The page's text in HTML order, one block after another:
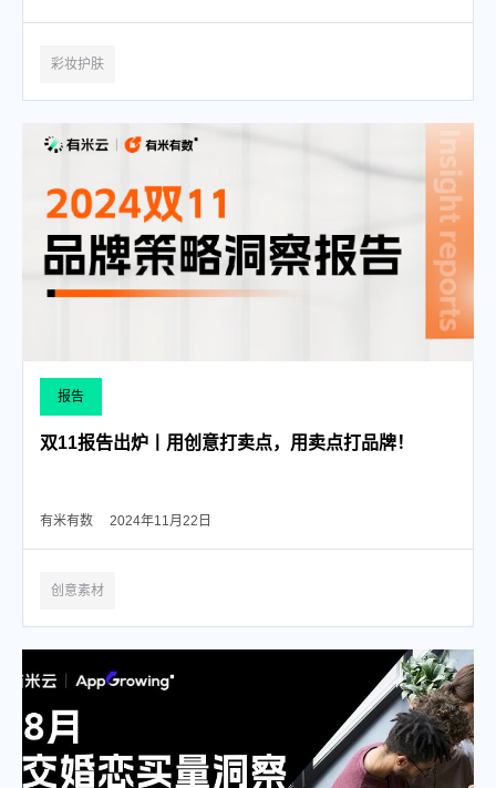
彩妆护肤
报告
双11报告出炉丨用创意打卖点，用卖点打品牌！
有米有数 2024年11月22日
创意素材